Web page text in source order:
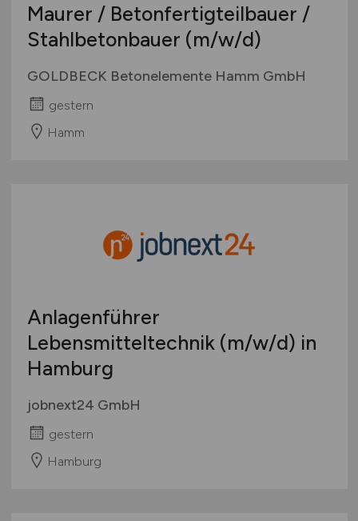
Maurer / Betonfertigteilbauer /
Stahlbetonbauer (m/w/d)
GOLDBECK Betonelemente Hamm GmbH
gestern
Hamm
Anlagenführer
Lebensmitteltechnik (m/w/d) in
Hamburg
jobnext24 GmbH
gestern
Hamburg